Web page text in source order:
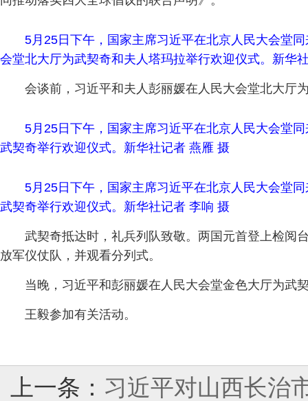
5月25日下午，国家主席习近平在北京人民大会堂
会堂北大厅为武契奇和夫人塔玛拉举行欢迎仪式。新华
会谈前，习近平和夫人彭丽媛在人民大会堂北大厅
5月25日下午，国家主席习近平在北京人民大会堂
武契奇举行欢迎仪式。新华社记者 燕雁 摄
5月25日下午，国家主席习近平在北京人民大会堂
武契奇举行欢迎仪式。新华社记者 李响 摄
武契奇抵达时，礼兵列队致敬。两国元首登上检阅
放军仪仗队，并观看分列式。
当晚，习近平和彭丽媛在人民大会堂金色大厅为武
王毅参加有关活动。
上一条： 习近平对山西长治